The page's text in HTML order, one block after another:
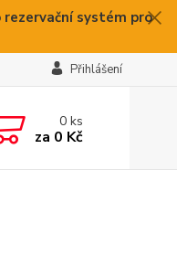
rezervační systém pro
Přihlášení
0ks
za 0 Kč